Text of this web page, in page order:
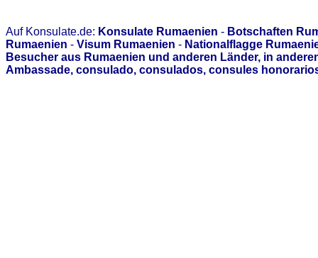
Auf Konsulate.de: Konsulate Rumaenien - Botschaften
Rumaenien - Visum Rumaenien - Nationalflagge
Besucher aus Rumaenien und anderen Länder, in
Ambassade, consulado, consulados, consules